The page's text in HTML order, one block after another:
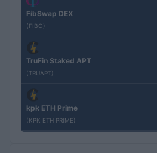
FibSwap DEX
(FIBO)
TruFin Staked APT
(TRUAPT)
kpk ETH Prime
(KPK ETH PRIME)